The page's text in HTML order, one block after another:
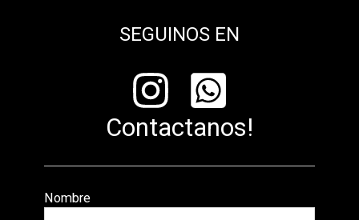
SEGUINOS EN
Contactanos!
Nombre